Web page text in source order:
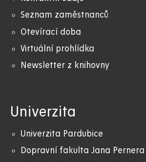
Seznam zaměstnanců
Otevírací doba
Virtuální prohlídka
Newsletter z knihovny
Univerzita
Univerzita Pardubice
Dopravní fakulta Jana Pernera